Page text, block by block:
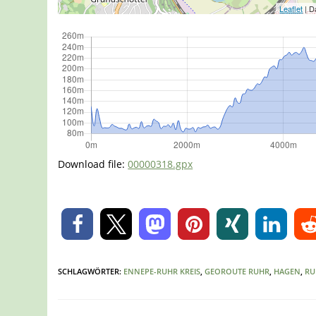
Leaflet |
Download file:00000318.gpx
0
SCHLAGWÖRTER: ENNEPE-RUHR KREIS, GEOROUTE RUHR, HAGEN,